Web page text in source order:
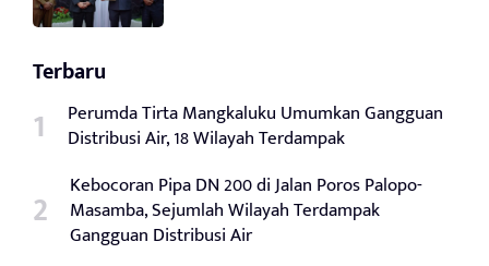
Terbaru
Perumda Tirta Mangkaluku Umumkan Gangguan
Distribusi Air, 18 Wilayah Terdampak
Kebocoran Pipa DN 200 di Jalan Poros Palopo-
Masamba, Sejumlah Wilayah Terdampak
Gangguan Distribusi Air